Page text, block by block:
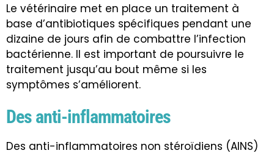
Le vétérinaire met en place un traitement à
base d’antibiotiques spécifiques pendant une
dizaine de jours afin de combattre l’infection
bactérienne. Il est important de poursuivre le
traitement jusqu’au bout même si les
symptômes s’améliorent.
Des anti-inflammatoires
Des anti-inflammatoires non stéroïdiens (AINS)